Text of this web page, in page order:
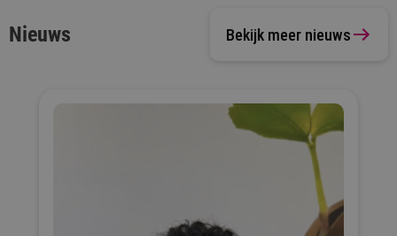
Nieuws Bekijk meer nieuws